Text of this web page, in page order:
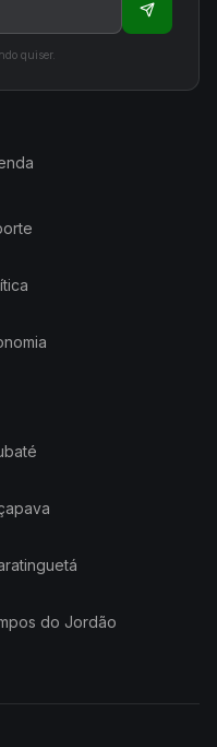
quiser.
do Jordão